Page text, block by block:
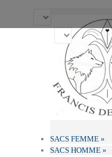
SACS FEMME »
SACS HOMME »